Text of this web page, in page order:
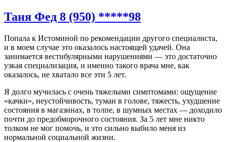
Таня Фед 8 (950) *****98
Попала к Истоминой по рекомендации другого специалиста,
и в моем случае это оказалось настоящей удачей. Она
занимается вестибулярными нарушениями — это достаточно
узкая специализация, и именно такого врача мне, как
оказалось, не хватало все эти 5 лет.
Я долго мучилась с очень тяжелыми симптомами: ощущение
«качки», неустойчивость, туман в голове, тяжесть, ухудшение
состояния в магазинах, в толпе, в шумных местах — доходило
почти до предобморочного состояния. За 5 лет мне никто
толком не мог помочь, и это сильно выбило меня из
нормальной социальной жизни.